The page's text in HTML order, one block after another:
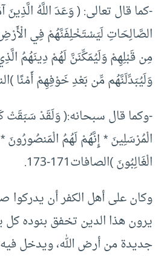
-كما قال تعالى: ( وَعَدَ اللَّهُ الَّذِينَ
الصَّالِحَاتِ لَيَسْتَخْلِفَنَّهُمْ فِي
مِن قَبْلِهِمْ وَلَيُمَكِّنَنَّ لَهُمْ دِينَهُمُ
وَلَيُبَدِّلَنَّهُم مِّن بَعْدِ خَوْفِهِمْ أَمْنًا
-وكما قال سبحانه:( وَلَقَدْ سَبَقَتْ
الْمُرْسَلِينَ * إِنَّهُمْ لَهُمُ الْمَنصُورُونَ
الْغَالِبُونَ )الصافات171-173.
وكان على أهل الكفر أن يدركوا
يرون هذا الدين تخفق بنوده
جديدة من أرض الله، ويدخل